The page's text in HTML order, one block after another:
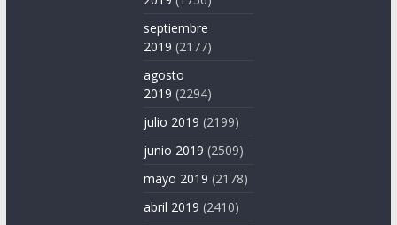
septiembre
2019 (2177)
agosto
2019 (2294)
julio 2019 (2199)
junio 2019 (2509)
mayo 2019 (2178)
abril 2019 (2410)